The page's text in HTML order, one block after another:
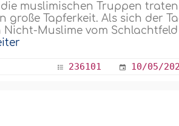
muslimischen Truppen traten
große Tapferkeit. Als sich der
Muslime vom Schlachtfeld
236101 10/05/